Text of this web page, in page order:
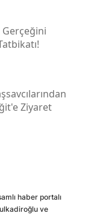
Ziyaret
haber portalı
ve